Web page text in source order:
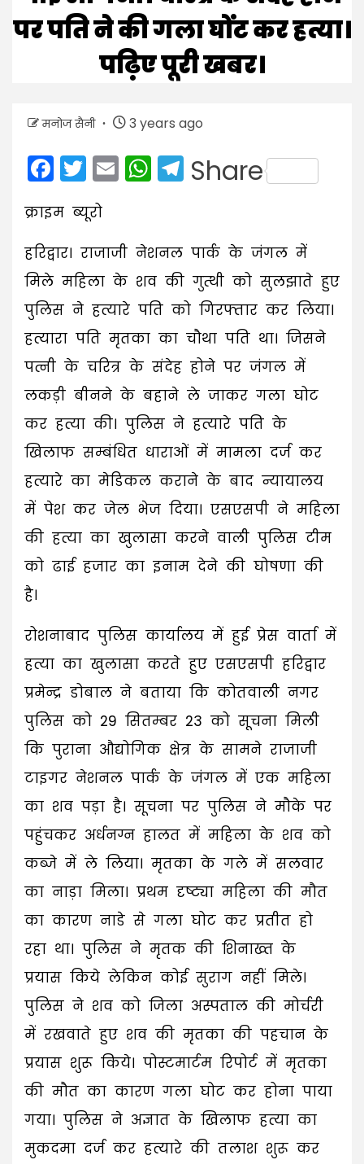
पर पति ने की गला घोंट कर हत्या।
पढ़िए पूरी खबर।
मनोज सैनी 3 years ago
Facebook
Twitter
EmailWhatsApp
Telegram
Share
क्राइम ब्यूरो
हरिद्वार। राजाजी नेशनल पार्क के जंगल में
मिले महिला के शव की गुत्थी को सुलझाते हुए
पुलिस ने हत्यारे पति को गिरफ्तार कर लिया।
हत्यारा पति मृतका का चौथा पति था। जिसने
पत्नी के चरित्र के संदेह होने पर जंगल में
लकड़ी बीनने के बहाने ले जाकर गला घोट
कर हत्या की। पुलिस ने हत्यारे पति के
खिलाफ सम्बंधित धाराओं में मामला दर्ज कर
हत्यारे का मेडिकल कराने के बाद न्यायालय
में पेश कर जेल भेज दिया। एसएसपी ने महिला
की हत्या का खुलासा करने वाली पुलिस टीम
को ढाई हजार का इनाम देने की घोषणा की
है।
रोशनाबाद पुलिस कार्यालय में हुई प्रेस वार्ता में
हत्या का खुलासा करते हुए एसएसपी हरिद्वार
प्रमेन्द्र डोबाल ने बताया कि कोतवाली नगर
पुलिस को 29 सितम्बर 23 को सूचना मिली
कि पुराना औद्योगिक क्षेत्र के सामने राजाजी
टाइगर नेशनल पार्क के जंगल में एक महिला
का शव पड़ा है। सूचना पर पुलिस ने मौके पर
पहुंचकर अर्धनग्न हालत में महिला के शव को
कब्जे में ले लिया। मृतका के गले में सलवार
का नाड़ा मिला। प्रथम दृष्ट्या महिला की मौत
का कारण नाडे से गला घोट कर प्रतीत हो
रहा था। पुलिस ने मृतक की शिनाख्त के
प्रयास किये लेकिन कोई सुराग नहीं मिले।
पुलिस ने शव को जिला अस्पताल की मोर्चरी
में रखवाते हुए शव की मृतका की पहचान के
प्रयास शुरू किये। पोस्टमार्टम रिपोर्ट में मृतका
की मौत का कारण गला घोट कर होना पाया
गया। पुलिस ने अज्ञात के खिलाफ हत्या का
मुकदमा दर्ज कर हत्यारे की तलाश शुरू कर